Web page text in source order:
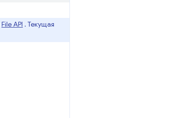
File API . Текущая